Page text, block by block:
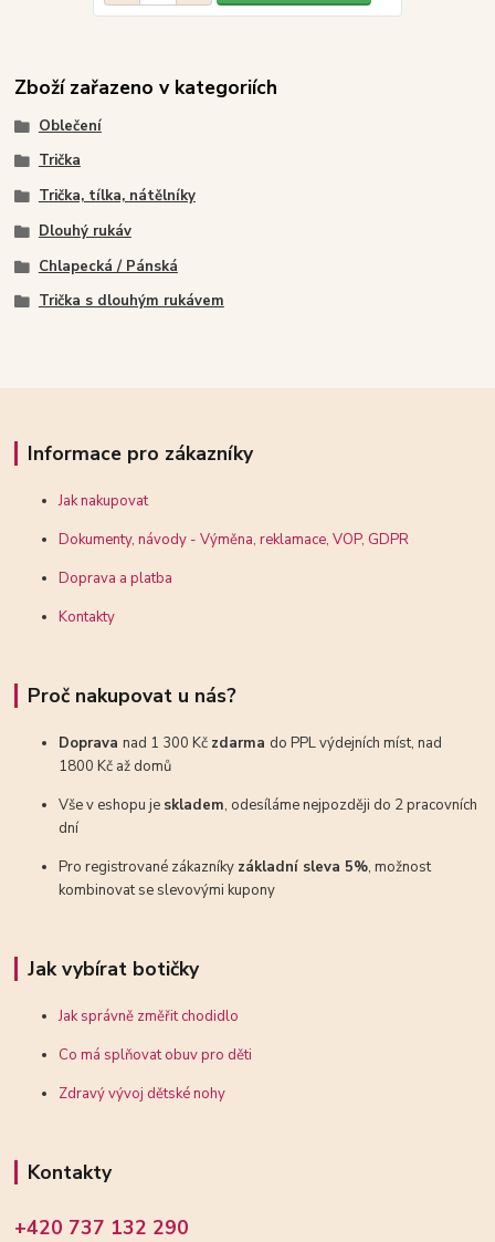
Zboží zařazeno v kategoriích
Oblečení
Trička
Trička, tílka, nátělníky
Dlouhý rukáv
Chlapecká / Pánská
Trička s dlouhým rukávem
Informace pro zákazníky
Jak nakupovat
Dokumenty, návody - Výměna, reklamace, VOP, GDPR
Doprava a platba
Kontakty
Proč nakupovat u nás?
Dopravanad 1 300 Kč zdarma do PPL výdejních míst, nad
1800 Kč až domů
Vše v eshopu je skladem, odesíláme nejpozději do 2 pracovních
dní
Pro registrované zákazníky základní sleva 5%, možnost
kombinovat se slevovými kupony
Jak vybírat botičky
Jak správně změřit chodidlo
Co má splňovat obuv pro děti
Zdravý vývoj dětské nohy
Kontakty
+420 737 132 290